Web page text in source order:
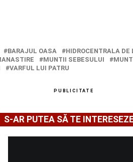
BARAJUL OASA HIDROCENTRALA DE
MUNTII SEBESULUI
VARFUL LUI PATRU
PUBLICITATE
S-AR PUTEA SĂ TE